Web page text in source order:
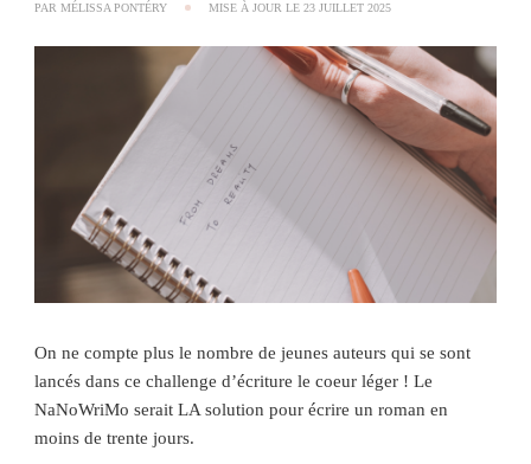
PAR MÉLISSA PONTÉRY MISE À JOUR LE 23 JUILLET 2025
On ne compte plus le nombre de jeunes auteurs qui se sont
lancés dans ce challenge d’écriture le coeur léger ! Le
NaNoWriMo serait LA solution pour écrire un roman en
moins de trente jours.